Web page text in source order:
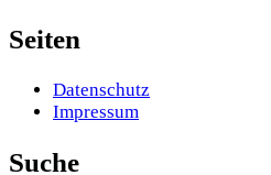
Seiten
Datenschutz
Impressum
Suche